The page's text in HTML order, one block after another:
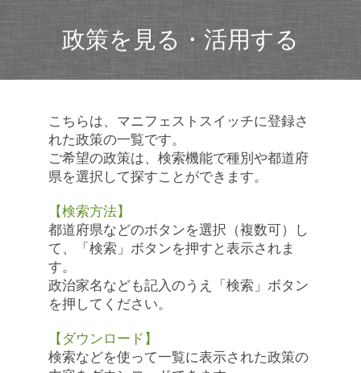
政策を見る・活用する
こちらは、マニフェストスイッチに登録さ
れた政策の一覧です。
ご希望の政策は、検索機能で種別や都道府
県を選択して探すことができます。
【検索方法】
都道府県などのボタンを選択（複数可）し
て、「検索」ボタンを押すと表示されま
す。
政治家名なども記入のうえ「検索」ボタン
を押してください。
【ダウンロード】
検索などを使って一覧に表示された政策の